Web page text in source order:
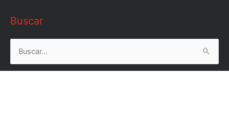
Buscar
Buscar
por: